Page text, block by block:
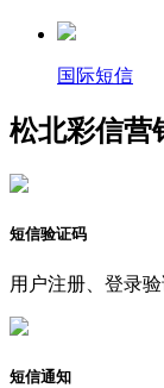
国际短信
松北彩信营
短信验证码
用户注册、登录
短信通知